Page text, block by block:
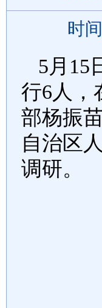
时
5月 15
行6人，
部杨振
自治区
调研。